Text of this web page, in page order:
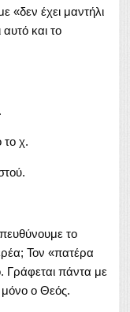
«δεν έχει μαντήλι
και το
το χ.
το
Τον «πατέρα
Γράφεται πάντα με
μόνο ο Θεός.